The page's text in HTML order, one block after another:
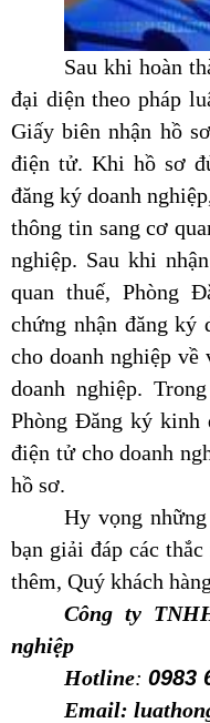
Sau khi hoàn
đại diện theo pháp
Giấy biên nhận hồ
điện tử. Khi hồ sơ
đăng ký doanh
thông tin sang cơ
nghiệp. Sau khi
quan thuế, Phòng
chứng nhận đăng ký
cho doanh nghiệp về
doanh nghiệp.
Phòng Đăng ký kinh
điện tử cho doanh
hồ sơ.
Hy vọng
bạn giải đáp các
thêm, Quý khách
Công ty
nghiệp
Hotline: 0983
Email: